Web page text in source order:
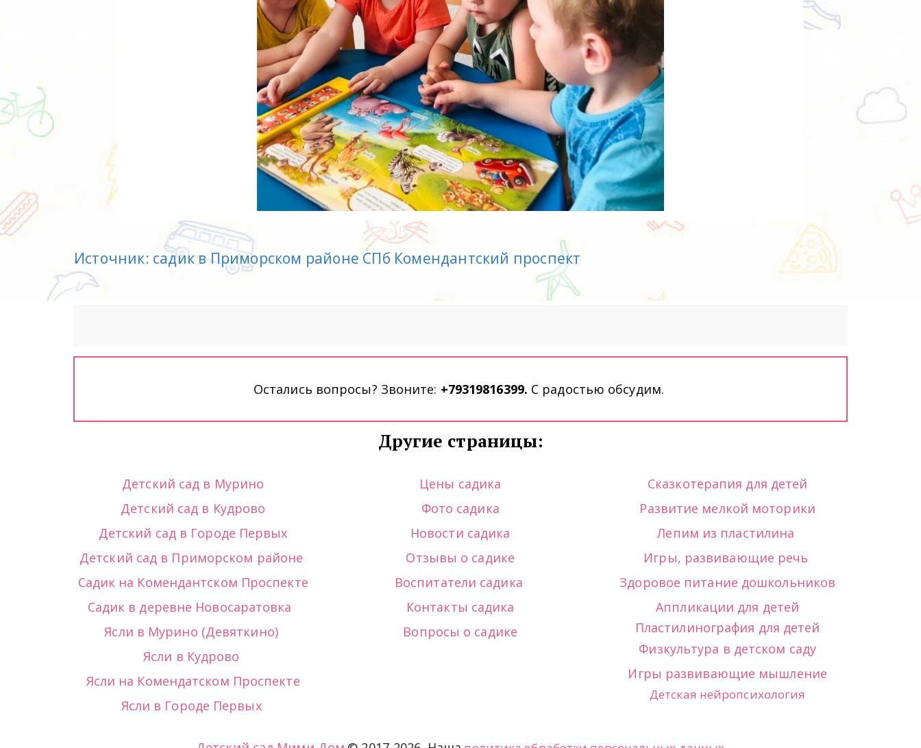
Источник: садик в Приморском районе СПб Комендантский проспект
Остались вопросы? Звоните: +79319816399. С радостью обсудим.
Другие страницы:
Детский сад в Мурино
Детский сад в Кудрово
Детский сад в Городе Первых
Детский сад в Приморском районе
Садик на Комендантском Проспекте
Садик в деревне Новосаратовка
Ясли в Мурино (Девяткино)
Ясли в Кудрово
Ясли на Комендатском Проспекте
Ясли в Городе Первых
Цены садика
Фото садика
Новости садика
Отзывы о садике
Воспитатели садика
Контакты садика
Вопросы о садике
Сказкотерапия для детей
Развитие мелкой моторики
Лепим из пластилина
Игры, развивающие речь
Здоровое питание дошкольников
Аппликации для детей
Пластилинография для детей
Физкультура в детском саду
Игры развивающие мышление
Детская нейропсихология